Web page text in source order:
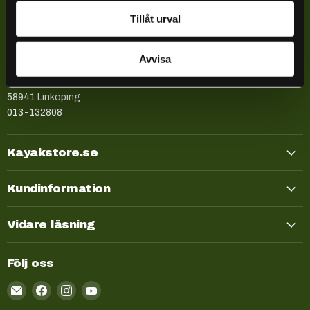
Tillåt urval
Avvisa
Företagsinformation
Kayakstore.se
58941 Linköping
013-132808
Kayakstore.se
Kundinformation
Vidare läsning
Följ oss
Email
Kayakstore.se